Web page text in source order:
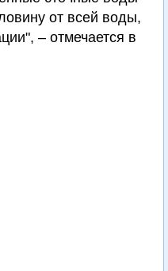
от всей воды,
– отмечается в